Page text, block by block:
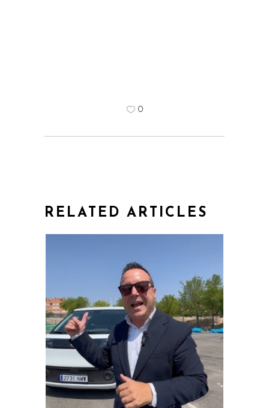
0
RELATED ARTICLES